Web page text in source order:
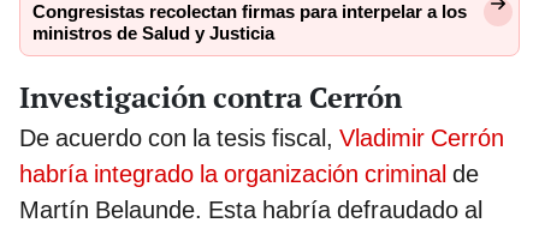
Congresistas recolectan firmas para interpelar a los
ministros de Salud y Justicia
Investigación contra Cerrón
De acuerdo con la tesis fiscal, Vladimir Cerrón
habría integrado la organización criminal de
Martín Belaunde. Esta habría defraudado al